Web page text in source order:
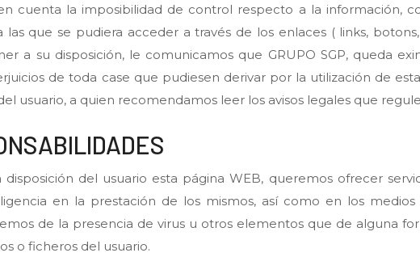
cuenta la imposibilidad de control respecto a la información,
las que se pudiera acceder a través de los enlaces ( links,
a su disposición, le comunicamos que GRUPO SGP, queda
de toda case que pudiesen derivar por la utilización de
usuario, a quien recomendamos leer los avisos legales que
del usuario esta página WEB, queremos ofrecer
en la prestación de los mismos, así como en los
de la presencia de virus u otros elementos que de alguna
o ficheros del usuario.